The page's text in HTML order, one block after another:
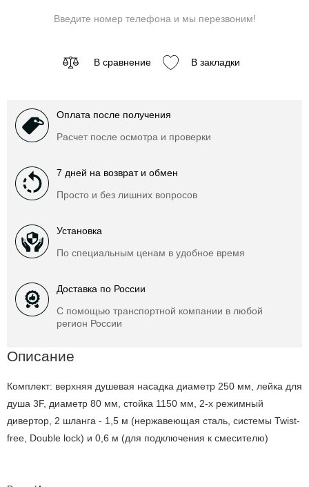
Введите номер телефона и мы перезвоним!
В сравнение В закладки
Оплата после получения
Расчет после осмотра и проверки
7 дней на возврат и обмен
Просто и без лишних вопросов
Установка
По специальным ценам в удобное время
Доставка по России
С помощью транспортной компании в любой
регион России
Описание
Комплект: верхняя душевая насадка диаметр 250 мм, лейка для
душа 3F, диаметр 80 мм, стойка 1150 мм, 2-х режимный
дивертор, 2 шланга - 1,5 м (нержавеющая сталь, системы Twist-
free, Double lock) и 0,6 м (для подключения к смесителю)